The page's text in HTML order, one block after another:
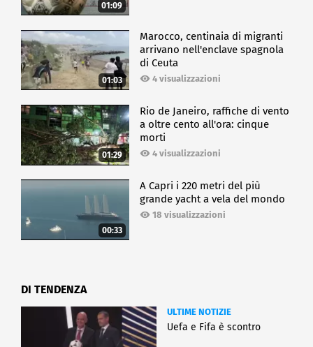
01:09
01:03
Marocco, centinaia di migranti
arrivano nell'enclave spagnola
di Ceuta
4 visualizzazioni
01:29
Rio de Janeiro, raffiche di vento
a oltre cento all'ora: cinque
morti
4 visualizzazioni
00:33
A Capri i 220 metri del più
grande yacht a vela del mondo
18 visualizzazioni
DI TENDENZA
ULTIME NOTIZIE
Uefa e Fifa è scontro